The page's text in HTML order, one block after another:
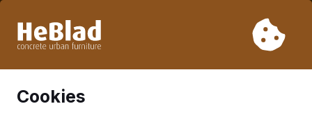
Woche 33 nicht. Bitte berücksichtigen Sie daher längere
Cookies